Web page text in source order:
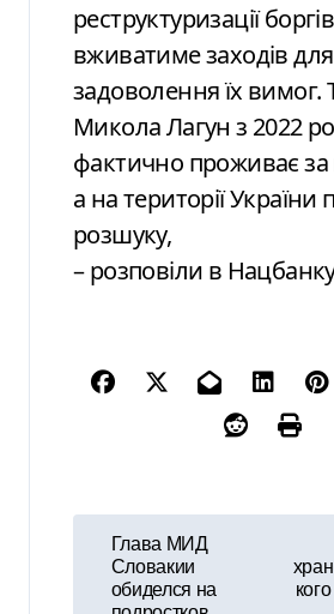
реструктуризації
вживатиме заходів для
задоволення їх вимог.
Микола Лагун з 2022
фактично проживає
а на території України
розшуку,
– розповіли в
Глава МИД
Словакии
обиделся на